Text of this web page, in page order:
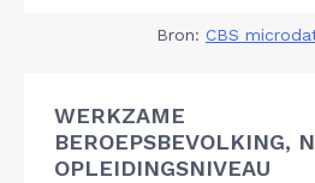
Bron: CBS
WERKZAME
BEROEPSBEVOLKING,
OPLEIDINGSNIVEAU